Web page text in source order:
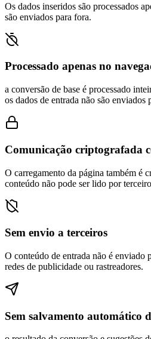
Os dados inseridos são processados
são enviados para fora.
Processado apenas no
a conversão de base é processado
os dados de entrada não são enviados
Comunicação criptografada
O carregamento da página também é
conteúdo não pode ser lido por
Sem envio a terceiros
O conteúdo de entrada não é enviado
redes de publicidade ou rastreadores.
Sem salvamento automático